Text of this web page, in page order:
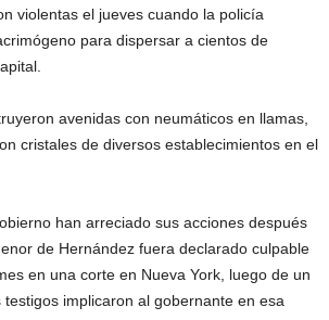
violentas el jueves cuando la policía
para dispersar a cientos de
avenidas con neumáticos en llamas,
cristales de diversos establecimientos en el
han arreciado sus acciones después
de Hernández fuera declarado culpable
en una corte en Nueva York, luego de un
implicaron al gobernante en esa